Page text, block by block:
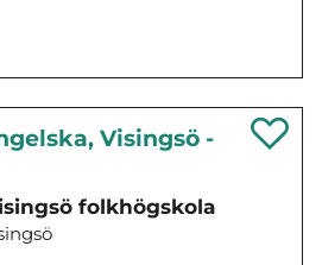
Visingsö -
folkhögskola